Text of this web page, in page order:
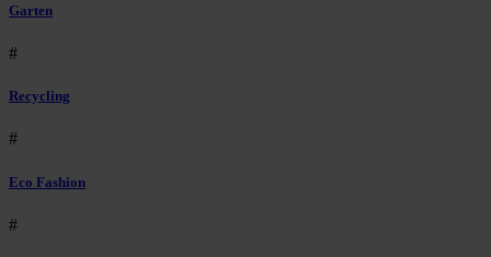
Garten
#
Recycling
#
Eco Fashion
#